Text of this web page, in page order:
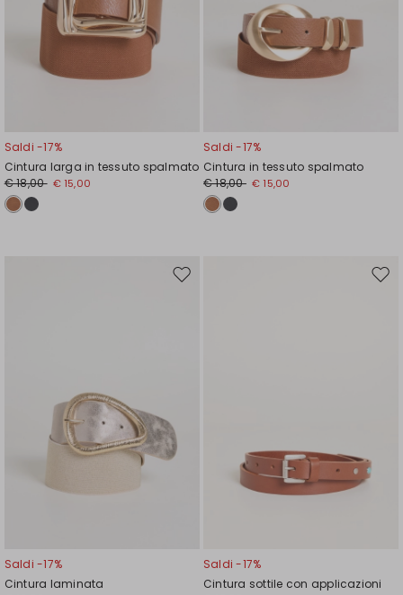
Saldi -17%
Cintura larga in tessuto spalmato
€ 18,00 € 15,00
Saldi -17%
Cintura in tessuto spalmato
€ 18,00 € 15,00
Sposta
Saldi -17%
Cintura laminata
Saldi -17%
Cintura sottile con applicazioni